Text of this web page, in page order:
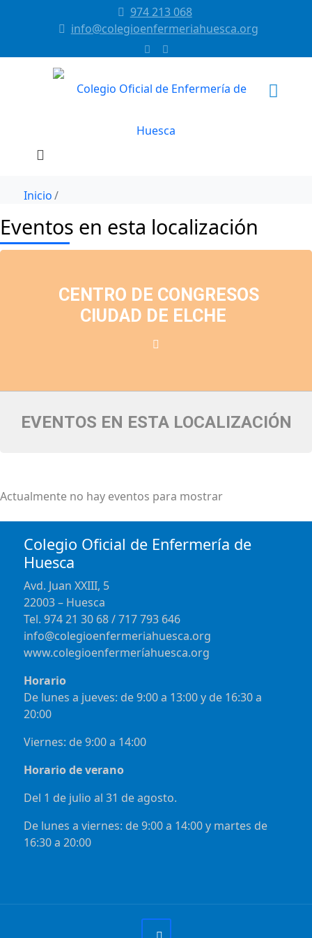
974 213 068
info@colegioenfermeriahuesca.org
Inicio
Eventos en esta localización
CENTRO DE CONGRESOS
CIUDAD DE ELCHE
EVENTOS EN ESTA LOCALIZACIÓN
Actualmente no hay eventos para mostrar
Colegio Oficial de Enfermería de
Huesca
Avd. Juan XXIII, 5
22003 – Huesca
Tel. 974 21 30 68 / 717 793 646
info@colegioenfermeriahuesca.org
www.colegioenfermeríahuesca.org
Horario
De lunes a jueves: de 9:00 a 13:00 y de 16:30 a
20:00
Viernes: de 9:00 a 14:00
Horario de verano
Del 1 de julio al 31 de agosto.
De lunes a viernes: de 9:00 a 14:00 y martes de
16:30 a 20:00